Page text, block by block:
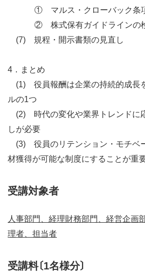
① マルス・クローバック条
② 株式保有ガイドラインの
(7) 規程・開示書類の見直し
4．まとめ
(1) 役員報酬は企業の持続的成長
ルの1つ
(2) 時代の変化や業界トレンドに
しが必要
(3) 役員のリテンション・モチベ
材獲得が可能な制度にすることが重
受講対象者
人事部門、経理財務部門、経営企画
理者、担当者
受講料〔1名様分〕